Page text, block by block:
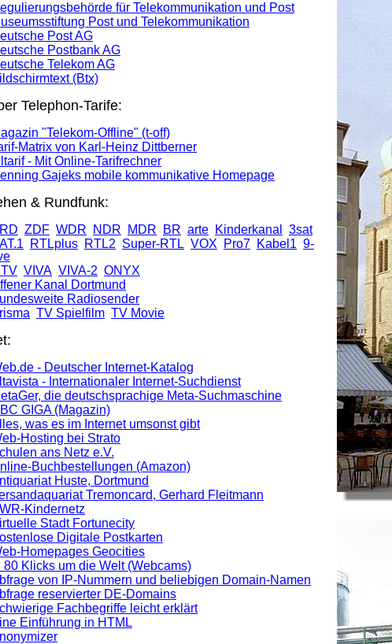
für Telekommunikation und Post
Post und Telekommunikation
Post AG
Postbank AG
Telekom AG
(Btx)
Telephon-Tarife:
"Telekom-Offline" (t-off)
Matrix von Karl-Heinz Dittberner
- Mit Online-Tarifrechner
Gajeks mobile kommunikative Homepage
& Rundfunk:
ZDF WDR NDR MDR BR arte Kinderkanal
3sat
RTLplus RTL2 Super-RTL VOX Pro7 Kabel1 9-
VIVA VIVA-2 ONYX
Kanal Dortmund
Radiosender
TV Spielfilm TV Movie
- Deutscher Internet-Katalog
- Internationaler Internet-Suchdienst
die deutschsprachige Meta-Suchmaschine
GIGA (Magazin)
was es im Internet umsonst gibt
Hosting bei Strato
ans Netz e.V.
Buchbestellungen (Amazon)
Huste, Dortmund
Tremoncard, Gerhard Fleitmann
Kindernetz
Stadt Fortunecity
Digitale Postkarten
Homepages Geocities
80 Klicks um die Welt (Webcams)
von IP-Nummern und beliebigen Domain-Namen
reservierter DE-Domains
Fachbegriffe leicht erklärt
Einführung in HTML